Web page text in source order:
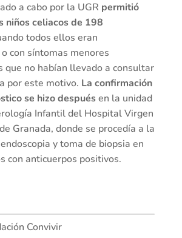
a cabo por la UGR permitió
niños celiacos de 198
todos ellos eran
con síntomas menores
que no habían llevado a consultar
por este motivo. La confirmación
se hizo despuésen la unidad
Infantil del Hospital Virgen
Granada, donde se procedía a la
y toma de biopsia en
con anticuerpos positivos.
Convivir